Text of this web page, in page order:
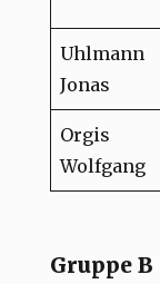
Uhlmann
Jonas
Orgis
Wolfgang
Gruppe B